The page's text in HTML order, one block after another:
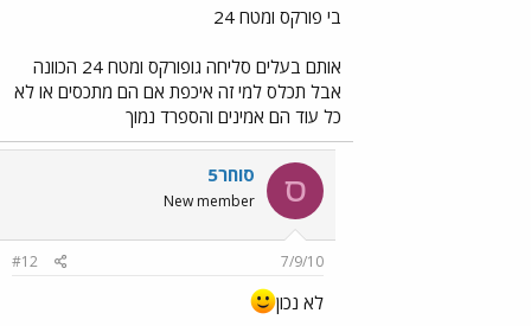
בי פורקס ומטח 24
אותם בעלים סליחה גופורקס ומטח 24 הכוונה
אבל תכלס למי זה איכפת אם הם מתכסים או לא
כל עוד הם אמינים והספרד נמוך
ס סוחר5
New member
7/9/10
#12
לא נכון